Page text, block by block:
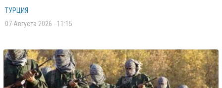
ТУРЦИЯ
07 Августа 2026 - 11:15